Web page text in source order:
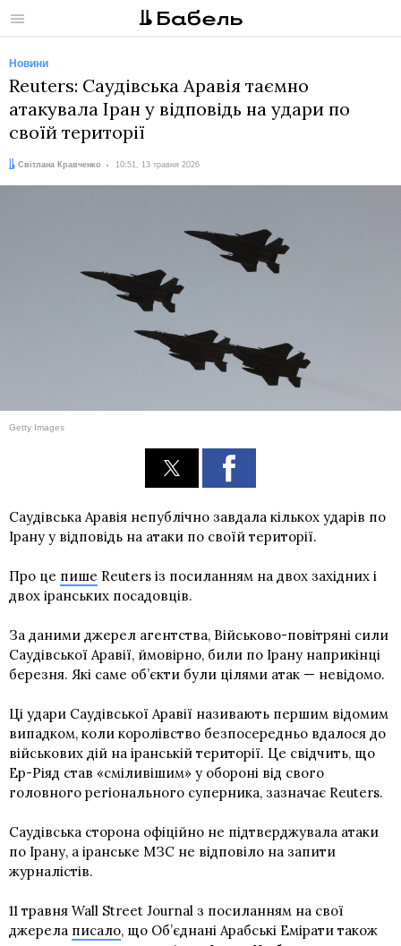
Меню
Новини
Reuters: Саудівська Аравія таємно
атакувала Іран у відповідь на удари по
своїй території
Автор:
Світлана Кравченко
Дата: 10:51, 13 травня 2026
Getty Images
Саудівська Аравія непублічно завдала кількох ударів по
Ірану у відповідь на атаки по своїй території.
Про це пише Reuters із посиланням на двох західних і
двох іранських посадовців.
За даними джерел агентства, Військово-повітряні сили
Саудівської Аравії, ймовірно, били по Ірану наприкінці
березня. Які саме об’єкти були цілями атак — невідомо.
Ці удари Саудівської Аравії називають першим відомим
випадком, коли королівство безпосередньо вдалося до
військових дій на іранській території. Це свідчить, що
Ер-Ріяд став «сміливішим» у обороні від свого
головного регіонального суперника, зазначає Reuters.
Саудівська сторона офіційно не підтверджувала атаки
по Ірану, а іранське МЗС не відповіло на запити
журналістів.
11 травня Wall Street Journal з посиланням на свої
джерела писало, що Об’єднані Арабські Емірати також